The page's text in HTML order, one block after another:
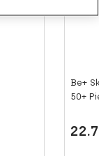
Be+
50+